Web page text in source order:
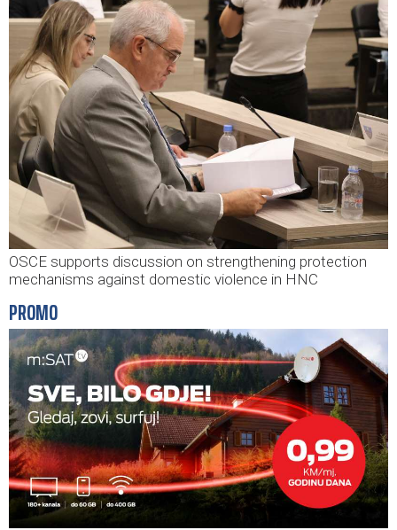
OSCE supports discussion on strengthening protection
mechanisms against domestic violence in HNC
PROMO